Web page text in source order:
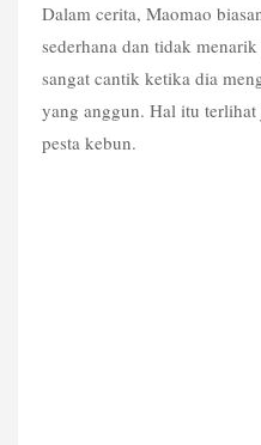
Dalam cerita, Maomao
sederhana dan tidak
sangat cantik ketika dia
yang anggun. Hal itu
pesta kebun.